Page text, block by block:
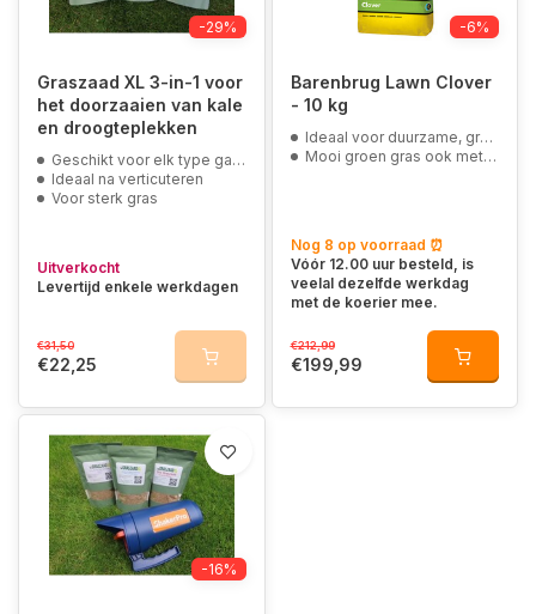
-29%
Graszaad XL 3-in-1 voor
het doorzaaien van kale
en droogteplekken
Geschikt voor elk type gazon
Ideaal na verticuteren
Voor sterk gras
Uitverkocht
Levertijd enkele werkdagen
€31,50
€22,25
-6%
Barenbrug Lawn Clover
- 10 kg
Ideaal voor duurzame, groenblijvende gazons
Mooi groen gras ook met ernstige droogte
Nog 8 op voorraad ⏰
Vóór 12.00 uur besteld, is
veelal dezelfde werkdag
met de koerier mee.
€212,99
€199,99
-16%